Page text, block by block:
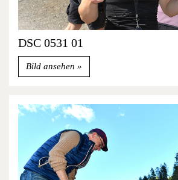
DSC 0531 01
Bild ansehen